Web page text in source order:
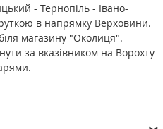
- Тернопіль - Івано-
в напрямку Верховини.
магазину "Околиця".
за вказівником на Ворохту